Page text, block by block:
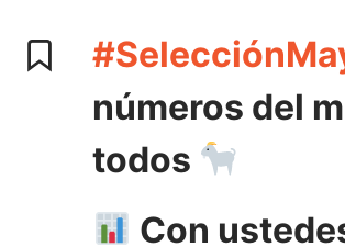
números del
todos
Con